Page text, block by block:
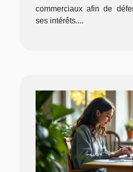
commerciaux afin de
ses intérêts....